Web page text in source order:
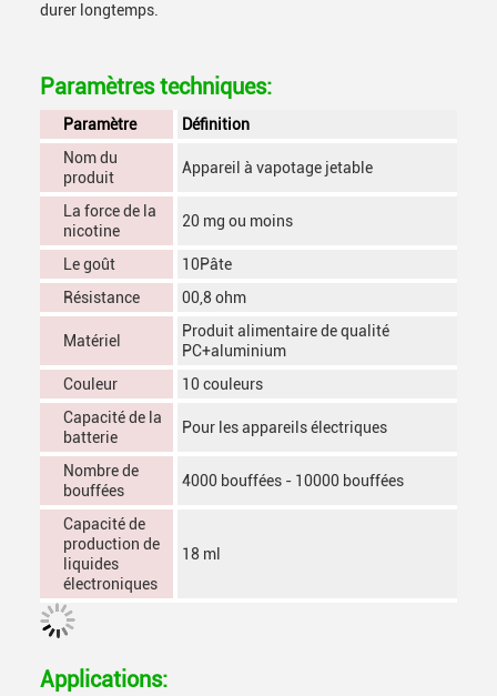
durer longtemps.
Paramètres techniques:
Paramètre
Définition
Nom du
produit
Appareil à vapotage jetable
La force de la
nicotine
20 mg ou moins
Le goût
10Pâte
Résistance
00,8 ohm
Matériel
Produit alimentaire de qualité
PC+aluminium
Couleur
10 couleurs
Capacité de la
batterie
Pour les appareils électriques
Nombre de
bouffées
4000 bouffées - 10000 bouffées
Capacité de
production de
liquides
électroniques
18 ml
Applications: